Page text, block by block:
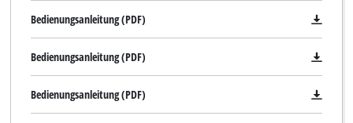
Bedienungsanleitung (PDF)
Bedienungsanleitung (PDF)
Bedienungsanleitung (PDF)